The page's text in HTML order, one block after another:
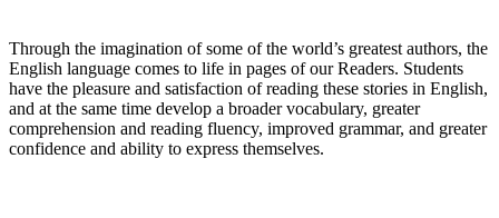
Through the imagination of some of the world’s greatest authors, the
English language comes to life in pages of our Readers. Students
have the pleasure and satisfaction of reading these stories in English,
and at the same time develop a broader vocabulary, greater
comprehension and reading fluency, improved grammar, and greater
confidence and ability to express themselves.